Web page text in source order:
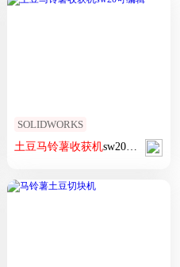
SOLIDWORKS
土豆马铃薯收获机sw20可编辑